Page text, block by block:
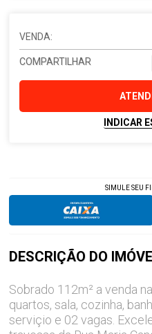
VENDA:
COMPARTILHAR
INDICAR
SIMULE SEU
DESCRIÇÃO DO
Sobrado 112m² a venda
quartos, sala, cozinha,
serviçio e 02 vagas.